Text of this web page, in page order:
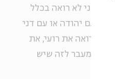
ואני לא רואה בכלל
או עם יהודה או עם דני
אני רואה את רועי, את
אותם מעבר לזה שיש